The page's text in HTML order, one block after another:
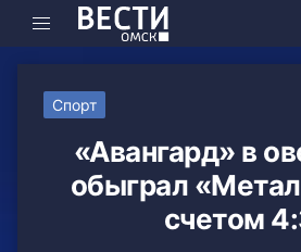
Спорт
«Авангард» в
обыграл
счетом